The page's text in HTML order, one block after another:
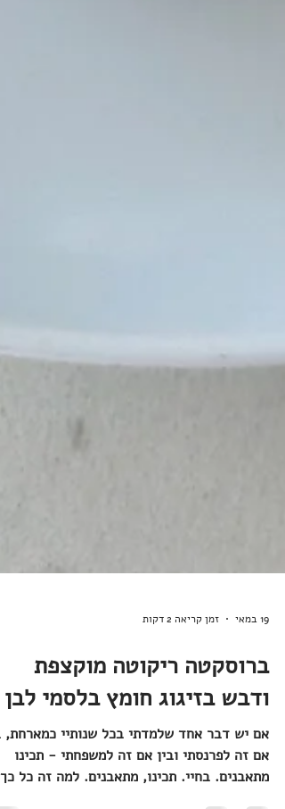
19 במאי זמן קריאה 2 דקות
ברוסקטה ריקוטה מוקצפת
ודבש בזיגוג חומץ בלסמי לבן
אם יש דבר אחד שלמדתי בכל שנותיי כמארחת,